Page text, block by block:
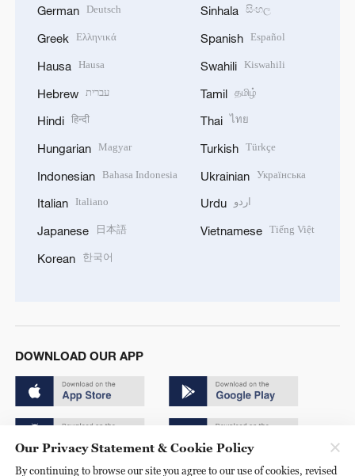
German Deutsch
Greek Ελληνικά
Hausa Hausa
Hebrew עברית
Hindi हिन्दी
Hungarian Magyar
Indonesian Bahasa Indonesia
Italian Italiano
Japanese 日本語
Korean 한국어
Sinhala සිංහල
Spanish Español
Swahili Kiswahili
Tamil தமிழ்
Thai ไทย
Turkish Türkçe
Ukrainian Українська
Urdu اردو
Vietnamese Tiếng Việt
DOWNLOAD OUR APP
Copyright © 2024 CGTN.
Our Privacy Statement & Cookie Policy
By continuing to browse our site you agree to our use of cookies, revised